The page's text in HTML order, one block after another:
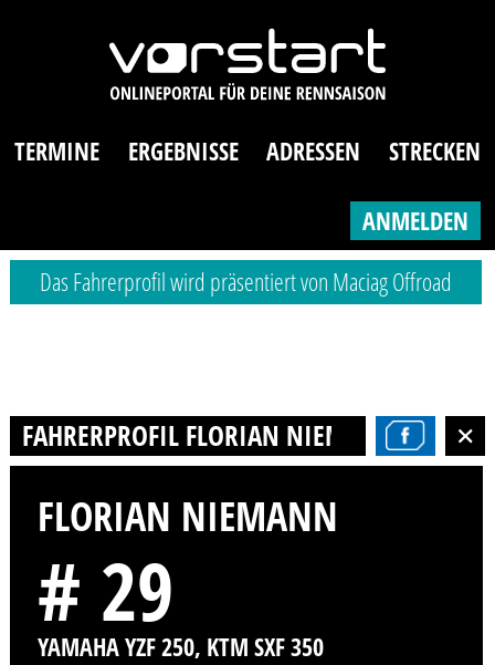
TERMINE ERGEBNISSE ADRESSEN STRECKEN
ANMELDEN
Das Fahrerprofil wird präsentiert von Maciag Offroad
FAHRERPROFIL FLORIAN NIEMANN
FLORIAN NIEMANN
# 29
YAMAHA YZF 250, KTM SXF 350